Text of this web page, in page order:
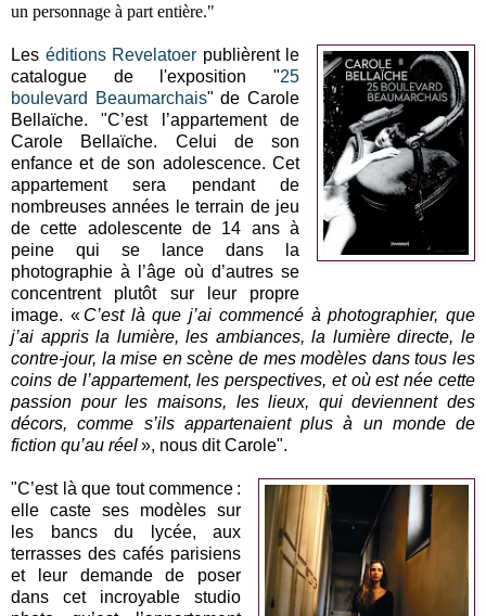
un personnage à part entière."
Les éditions Revelatoer publièrent le
catalogue de l'exposition "25
boulevard Beaumarchais" de Carole
Bellaïche. "C’est l’appartement de
Carole Bellaïche. Celui de son
enfance et de son adolescence. Cet
appartement sera pendant de
nombreuses années le terrain de jeu
de cette adolescente de 14 ans à
peine qui se lance dans la
photographie à l’âge où d’autres se
concentrent plutôt sur leur propre
image. « C’est là que j’ai commencé à photographier, que
j’ai appris la lumière, les ambiances, la lumière directe, le
contre-jour, la mise en scène de mes modèles dans tous les
coins de l’appartement, les perspectives, et où est née cette
passion pour les maisons, les lieux, qui deviennent des
décors, comme s’ils appartenaient plus à un monde de
fiction qu’au réel», nous dit Carole".
"C’est là que tout commence :
elle caste ses modèles sur
les bancs du lycée, aux
terrasses des cafés parisiens
et leur demande de poser
dans cet incroyable studio